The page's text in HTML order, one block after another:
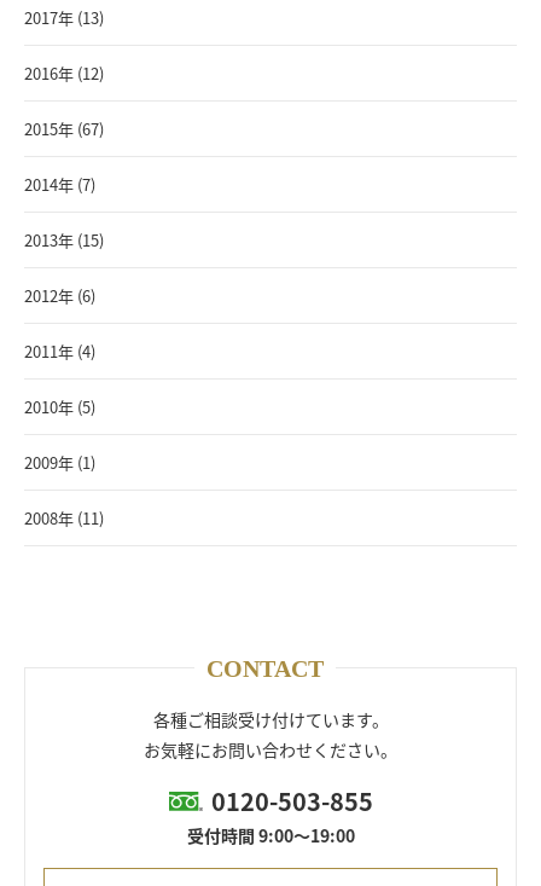
2017年 (13)
2016年 (12)
2015年 (67)
2014年 (7)
2013年 (15)
2012年 (6)
2011年 (4)
2010年 (5)
2009年 (1)
2008年 (11)
CONTACT
各種ご相談受け付けています。
お気軽にお問い合わせください。
0120-503-855
受付時間 9:00～19:00